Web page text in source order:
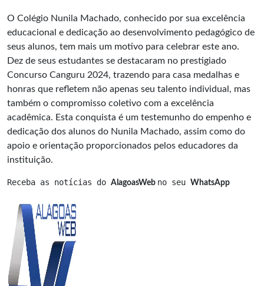
O Colégio Nunila Machado, conhecido por sua excelência
educacional e dedicação ao desenvolvimento pedagógico de
seus alunos, tem mais um motivo para celebrar este ano.
Dez de seus estudantes se destacaram no prestigiado
Concurso Canguru 2024, trazendo para casa medalhas e
honras que refletem não apenas seu talento individual, mas
também o compromisso coletivo com a excelência
acadêmica. Esta conquista é um testemunho do empenho e
dedicação dos alunos do Nunila Machado, assim como do
apoio e orientação proporcionados pelos educadores da
instituição.
Receba as notícias do AlagoasWeb no seu WhatsApp